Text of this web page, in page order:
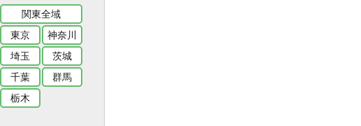
関東全域
東京
神奈川
埼玉
茨城
千葉
群馬
栃木